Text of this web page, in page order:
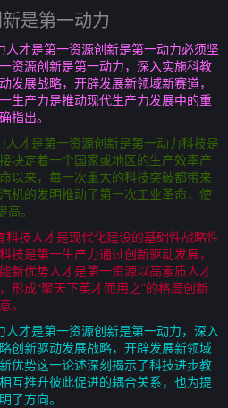
是第一动力
才是第一资源创新是第一动力必须坚
资源创新是第一动力，深入实施科教
发展战略，开辟发展新领域新赛道，
生产力是推动现代生产力发展中的重
指出。
才是第一资源创新是第一动力科技是
决定着一个国家或地区的生产效率产
以来，每一次重大的科技突破都带来
机的发明推动了第一次工业革命，使
。
技人才是现代化建设的基础性战略性
技是第一生产力通过创新驱动发展，
新优势人才是第一资源以高素质人才
形成“聚天下英才而用之”的格局创新
。
才是第一资源创新是第一动力，深入
创新驱动发展战略，开辟发展新领域
优势这一论述深刻揭示了科技进步教
互推升彼此促进的耦合关系，也为提
了方向。